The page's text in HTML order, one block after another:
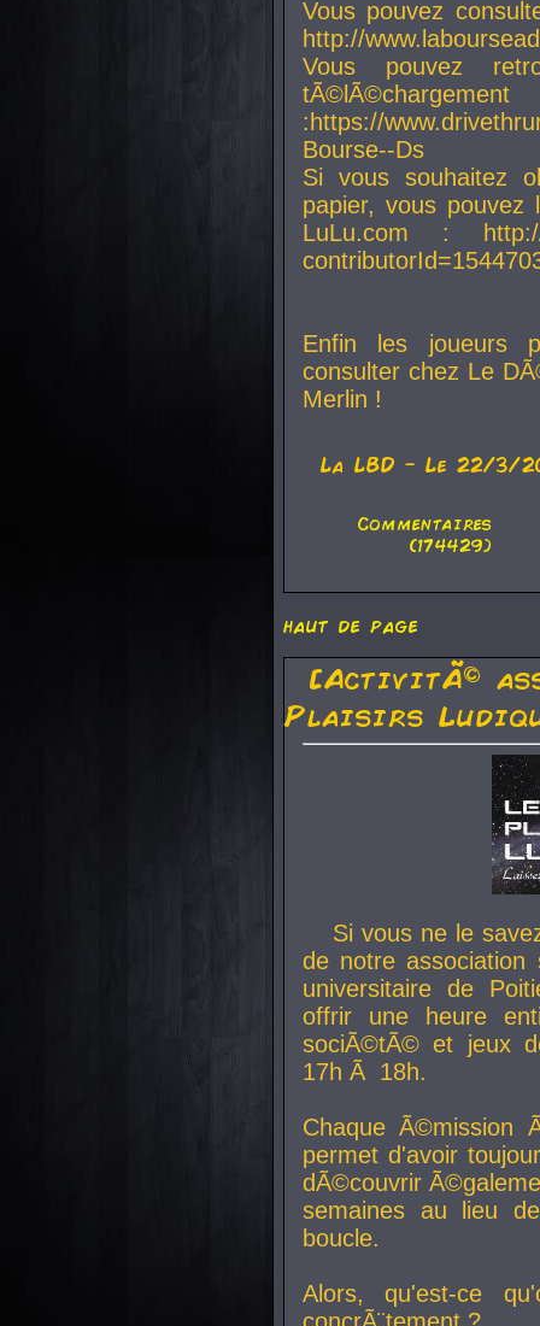
Vous pouvez
http://
Vous pouvez
:https://
Bourse--Ds
Si vous souhaitez
papier, vous
LuLu.com : http://
Enfin les joueurs
consulter chez Le
Merlin !
La LBD - Le 22/3/
Commentaires
(174429)
haut de page
[ActivitÃ©
Plaisirs
Si vous ne le
de notre
universitaire de
offrir une heure
sociÃ©tÃ© et jeux
17h Ã 18h.
Chaque Ã©mission
permet d'avoir
dÃ©couvrir
semaines au lieu
boucle.
Alors, qu'est-ce